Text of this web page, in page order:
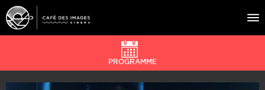
À L’AFFICHE
PROGRAMME